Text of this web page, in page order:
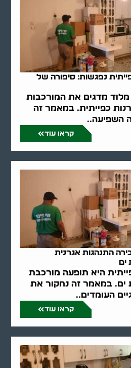
נפגשות: סיפורה של
מדגים את המורכבות
כפייתית. במאמר זה
השפיעה..
קראו עוד
התנהגות אגרנית
ים
היא תופעה מורכבת
ים. במאמר זה נחקור את
העומדים..
קראו עוד